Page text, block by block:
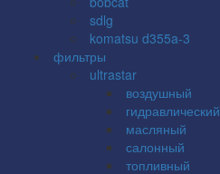
sdlg
komatsu d355a-3
фильтры
ultrastar
воздушный
гидравлический
масляный
салонный
топливный